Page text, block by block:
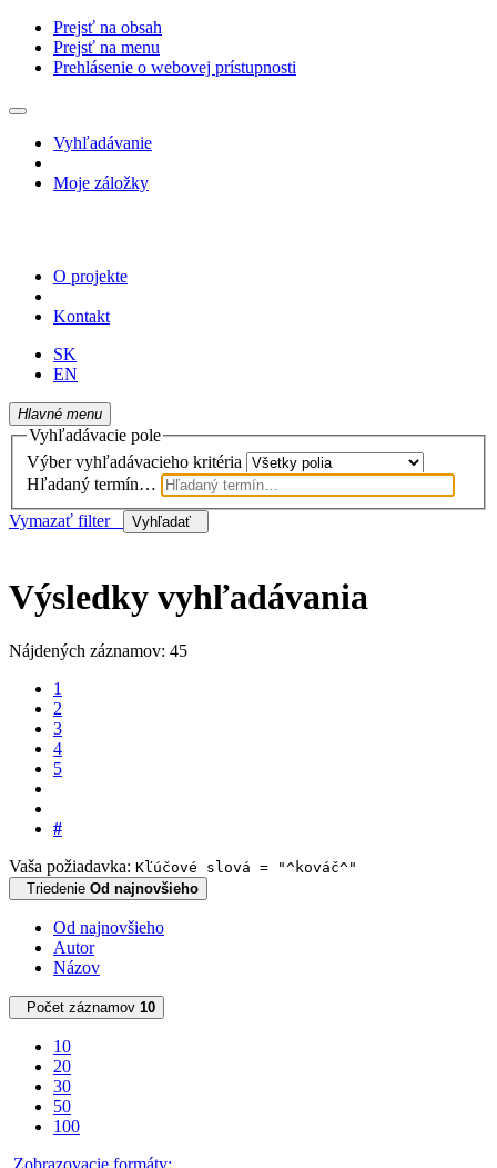
Prejsť na obsah
Prejsť na menu
Prehlásenie o webovej prístupnosti
Vyhľadávanie
Moje záložky
O projekte
Kontakt
SK
EN
Hlavné menu
Vyhľadávacie pole
Výber vyhľadávacieho kritéria
Hľadaný termín…
Vymazať filter
Vyhľadať
Výsledky vyhľadávania
Nájdených záznamov: 45
1
2
3
4
5
#
Vaša požiadavka: Kľúčové slová = "^kováč^"
Triedenie Od najnovšieho
Od najnovšieho
Autor
Názov
Počet záznamov 10
10
20
30
50
100